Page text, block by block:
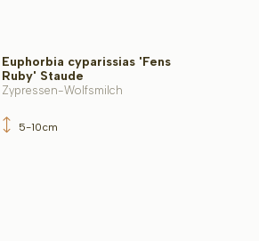
Euphorbia cyparissias 'Fens
Ruby' Staude
Zypressen-Wolfsmilch
5-10cm